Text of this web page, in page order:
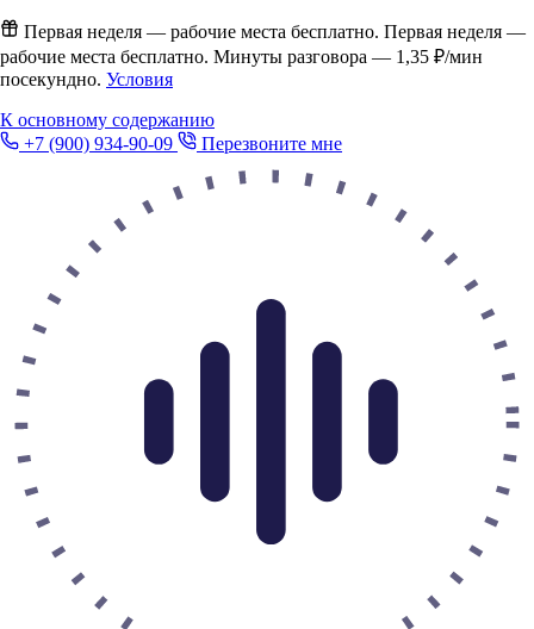
Первая неделя — рабочие места бесплатно. Первая неделя —
рабочие места бесплатно. Минуты разговора — 1,35 ₽/мин
посекундно. Условия
К основному содержанию
+7 (900) 934-90-09
Перезвоните мне